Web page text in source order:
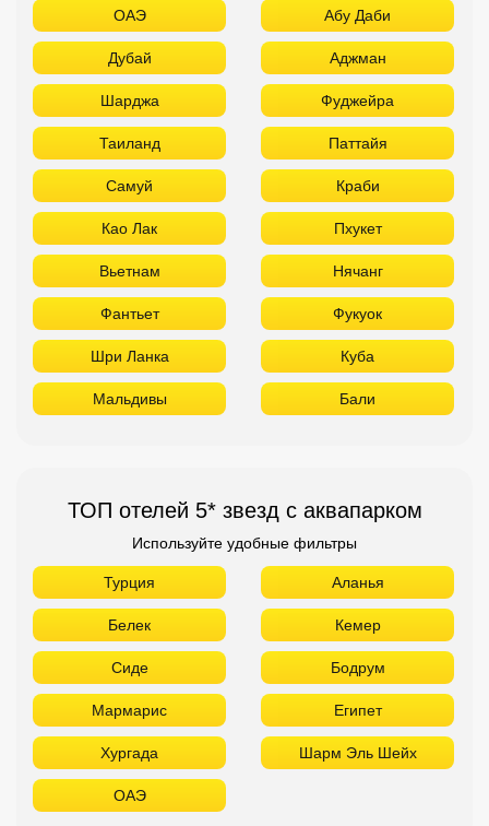
ОАЭ Абу Даби
Дубай Аджман
Шарджа Фуджейра
Таиланд Паттайя
Самуй Краби
Као Лак Пхукет
Вьетнам Нячанг
Фантьет Фукуок
Шри Ланка Куба
Мальдивы Бали
ТОП отелей 5* звезд с аквапарком
Используйте удобные фильтры
Турция Аланья
Белек Кемер
Сиде Бодрум
Мармарис Египет
Хургада Шарм Эль Шейх
ОАЭ